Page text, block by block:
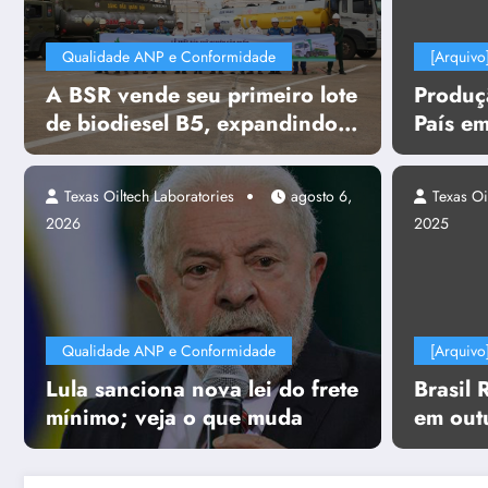
Qualidade ANP e Conformidade
A BSR vende seu primeiro lote
de biodiesel B5, expandindo
seu mercado de combustíveis
ecológicos.
Qualidade ANP e Conformidade
Lula sanciona nova lei do frete
mínimo; veja o que muda
Texas Oiltech Laboratories
agosto 6,
2026
[Arquivo]
País
junho
boed
[Arquivo]
Brasil
em
Texas
2025